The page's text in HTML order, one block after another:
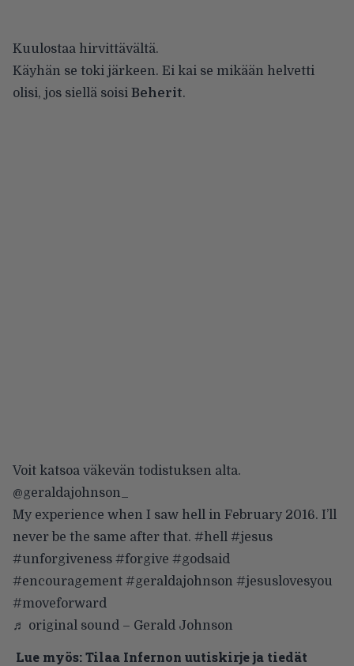
Kuulostaa hirvittävältä.
Käyhän se toki järkeen. Ei kai se mikään helvetti
olisi, jos siellä soisi Beherit.
Voit katsoa väkevän todistuksen alta.
@geraldajohnson_
My experience when I saw hell in February 2016. I’ll
never be the same after that. #hell #jesus
#unforgiveness #forgive #godsaid
#encouragement #geraldajohnson #jesuslovesyou
#moveforward
♬ original sound – Gerald Johnson
Lue myös:Tilaa Infernon uutiskirje ja tiedät